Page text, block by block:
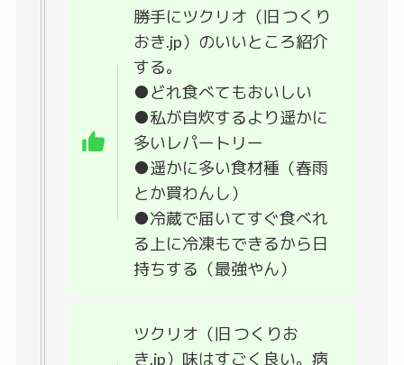
勝手にツクリオ（旧 つくり
おき.jp）のいいところ紹介
する。
●どれ食べてもおいしい
●私が自炊するより遥かに
多いレパートリー
●遥かに多い食材種（春雨
とか買わんし）
●冷蔵で届いてすぐ食べれ
る上に冷凍もできるから日
持ちする（最強やん）
ツクリオ（旧 つくりお
き.jp）味はすごく良い。病